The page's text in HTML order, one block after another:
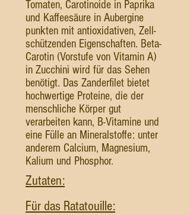
Tomaten, Carotinoide in Paprika
und Kaffeesäure in Aubergine
punkten mit antioxidativen, Zell-
schützenden Eigenschaften. Beta-
Carotin (Vorstufe von Vitamin A)
in Zucchini wird für das Sehen
benötigt. Das Zanderfilet bietet
hochwertige Proteine, die der
menschliche Körper gut
verarbeiten kann, B-Vitamine und
eine Fülle an Mineralstoffe: unter
anderem Calcium, Magnesium,
Kalium und Phosphor.
Zutaten:
Für das Ratatouille: